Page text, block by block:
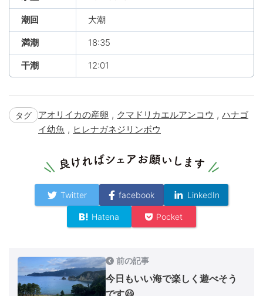
潮回 大潮
満潮 18:35
干潮 12:01
タグ アオリイカの産卵 , クマドリカエルアンコウ , ハナゴ
イ幼魚 , ヒレナガネジリンボウ
Twitter facebook LinkedIn
Hatena Pocket
前の記事
今日もいい海で楽しく遊べそう